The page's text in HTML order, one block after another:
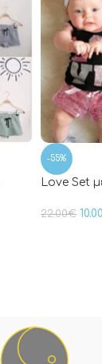
-55%
Love Set
22.00€ 10.00